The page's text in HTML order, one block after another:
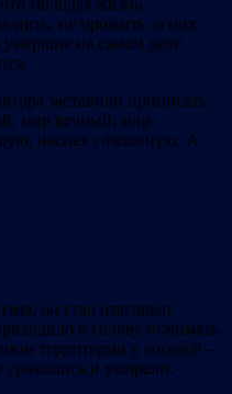
не прожить за них
на самом деле
заставили приписать
мир вечный, мир
наспех сляпанную. А
он стал отягощен
в голову отжимать
территории у соседей –
сражались и умирали.